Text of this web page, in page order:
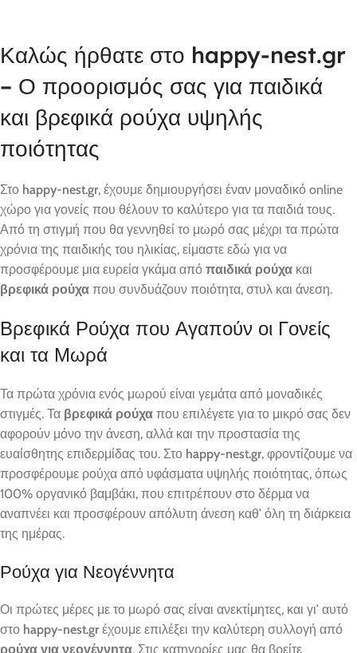
Καλώς ήρθατε στο happy-nest.gr
– Ο προορισμός σας για παιδικά
και βρεφικά ρούχα υψηλής
ποιότητας
Στο happy-nest.gr, έχουμε δημιουργήσει έναν μοναδικό online
χώρο για γονείς που θέλουν το καλύτερο για τα παιδιά τους.
Από τη στιγμή που θα γεννηθεί το μωρό σας μέχρι τα πρώτα
χρόνια της παιδικής του ηλικίας, είμαστε εδώ για να
προσφέρουμε μια ευρεία γκάμα από παιδικά ρούχα και
βρεφικά ρούχα που συνδυάζουν ποιότητα, στυλ και άνεση.
Βρεφικά Ρούχα που Αγαπούν οι Γονείς
και τα Μωρά
Τα πρώτα χρόνια ενός μωρού είναι γεμάτα από μοναδικές
στιγμές. Τα βρεφικά ρούχα που επιλέγετε για το μικρό σας δεν
αφορούν μόνο την άνεση, αλλά και την προστασία της
ευαίσθητης επιδερμίδας του. Στο happy-nest.gr, φροντίζουμε να
προσφέρουμε ρούχα από υφάσματα υψηλής ποιότητας, όπως
100% οργανικό βαμβάκι, που επιτρέπουν στο δέρμα να
αναπνέει και προσφέρουν απόλυτη άνεση καθ’ όλη τη διάρκεια
της ημέρας.
Ρούχα για Νεογέννητα
Οι πρώτες μέρες με το μωρό σας είναι ανεκτίμητες, και γι’ αυτό
στο happy-nest.gr έχουμε επιλέξει την καλύτερη συλλογή από
ρούχα για νεογέννητα. Στις κατηγορίες μας θα βρείτε